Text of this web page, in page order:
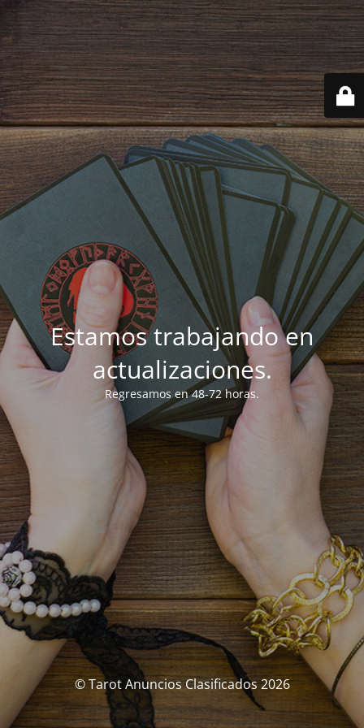
Estamos trabajando en
actualizaciones.
Regresamos en 48-72 horas.
© Tarot Anuncios Clasificados 2026